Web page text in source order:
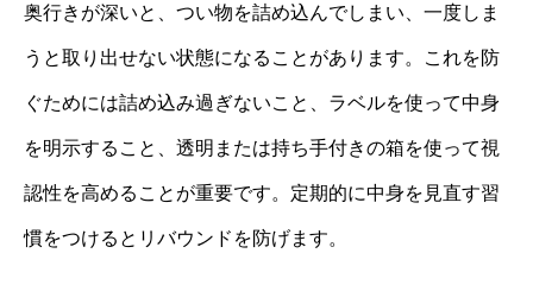
奥行きが深いと、つい物を詰め込んでしまい、一度しま
うと取り出せない状態になることがあります。これを防
ぐためには詰め込み過ぎないこと、ラベルを使って中身
を明示すること、透明または持ち手付きの箱を使って視
認性を高めることが重要です。定期的に中身を見直す習
慣をつけるとリバウンドを防げます。